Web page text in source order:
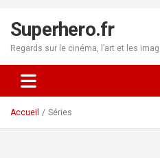
contenu
Superhero.fr
Regards sur le cinéma, l’art et les
Accueil Séries